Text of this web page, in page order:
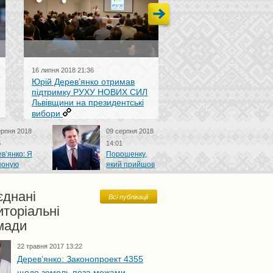
16 липня 2018 21:36
Юрій Дерев’янко отримав
підтримку РУХУ НОВИХ СИЛ
Львівщини на президентські
вибори
2018
Я
старій
09 серпня 2018
14:01
Порошенку,
який прийшов
до влади за змовою олігархів
визнавати співпрацю з
Манафортом — Дерев’янко
(ВІДЕО)
Всі публікації
22 травня 2017 13:22
Дерев’янко: Законопроект 4355